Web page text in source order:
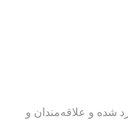
شده و علاقه‌مندان و